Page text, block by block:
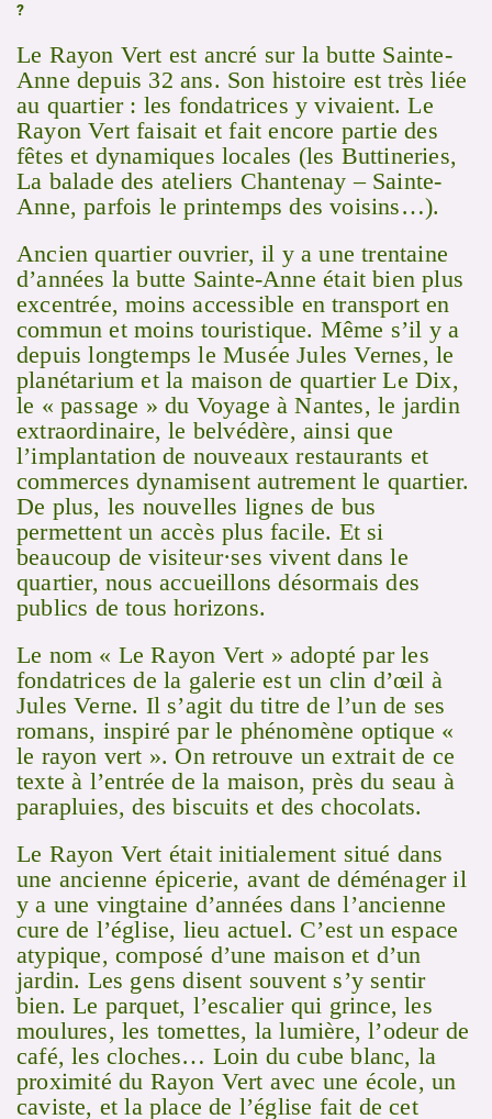
?
Le Rayon Vert est ancré sur la butte Sainte-
Anne depuis 32 ans. Son histoire est très liée
au quartier : les fondatrices y vivaient. Le
Rayon Vert faisait et fait encore partie des
fêtes et dynamiques locales (les Buttineries,
La balade des ateliers Chantenay – Sainte-
Anne, parfois le printemps des voisins…).
Ancien quartier ouvrier, il y a une trentaine
d’années la butte Sainte-Anne était bien plus
excentrée, moins accessible en transport en
commun et moins touristique. Même s’il y a
depuis longtemps le Musée Jules Vernes, le
planétarium et la maison de quartier Le Dix,
le « passage » du Voyage à Nantes, le jardin
extraordinaire, le belvédère, ainsi que
l’implantation de nouveaux restaurants et
commerces dynamisent autrement le quartier.
De plus, les nouvelles lignes de bus
permettent un accès plus facile. Et si
beaucoup de visiteur·ses vivent dans le
quartier, nous accueillons désormais des
publics de tous horizons.
Le nom « Le Rayon Vert » adopté par les
fondatrices de la galerie est un clin d’œil à
Jules Verne. Il s’agit du titre de l’un de ses
romans, inspiré par le phénomène optique «
le rayon vert ». On retrouve un extrait de ce
texte à l’entrée de la maison, près du seau à
parapluies, des biscuits et des chocolats.
Le Rayon Vert était initialement situé dans
une ancienne épicerie, avant de déménager il
y a une vingtaine d’années dans l’ancienne
cure de l’église, lieu actuel. C’est un espace
atypique, composé d’une maison et d’un
jardin. Les gens disent souvent s’y sentir
bien. Le parquet, l’escalier qui grince, les
moulures, les tomettes, la lumière, l’odeur de
café, les cloches… Loin du cube blanc, la
proximité du Rayon Vert avec une école, un
caviste, et la place de l’église fait de cet